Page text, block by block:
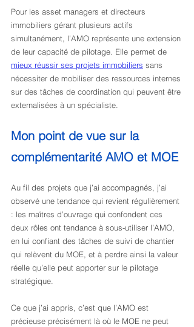
Pour les asset managers et directeurs
immobiliers gérant plusieurs actifs
simultanément, l’AMO représente une extension
de leur capacité de pilotage. Elle permet de
mieux réussir ses projets immobiliers sans
nécessiter de mobiliser des ressources internes
sur des tâches de coordination qui peuvent être
externalisées à un spécialiste.
Mon point de vue sur la
complémentarité AMO et MOE
Au fil des projets que j’ai accompagnés, j’ai
observé une tendance qui revient régulièrement
: les maîtres d’ouvrage qui confondent ces
deux rôles ont tendance à sous-utiliser l’AMO,
en lui confiant des tâches de suivi de chantier
qui relèvent du MOE, et à perdre ainsi la valeur
réelle qu’elle peut apporter sur le pilotage
stratégique.
Ce que j’ai appris, c’est que l’AMO est
précieuse précisément là où le MOE ne peut